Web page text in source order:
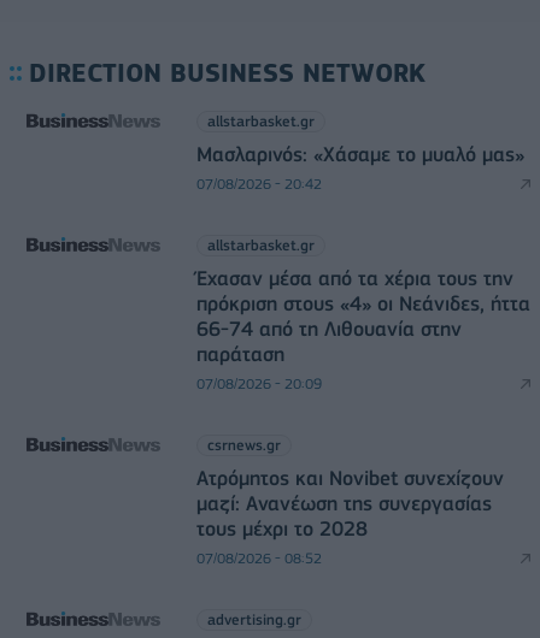
DIRECTION BUSINESS NETWORK
allstarbasket.gr
Μασλαρινός: «Χάσαμε το μυαλό μας»
07/08/2026 - 20:42
allstarbasket.gr
Έχασαν μέσα από τα χέρια τους την
πρόκριση στους «4» οι Νεάνιδες, ήττα
66-74 από τη Λιθουανία στην
παράταση
07/08/2026 - 20:09
csrnews.gr
Ατρόμητος και Novibet συνεχίζουν
μαζί: Ανανέωση της συνεργασίας
τους μέχρι το 2028
07/08/2026 - 08:52
advertising.gr